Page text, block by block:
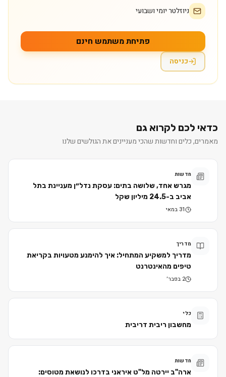
ניוזלטר יומי ושבועי
פתיחת משתמש חינם
כניסה
כדאי לכם לקרוא גם
מאמרים, כלים וחדשות שהכי מעניינים את הגולשים שלנו
חדשות
מגרש אחד, שלושה בתים: עסקת נדל״ן מעניינת בתל
אביב ב-24.5 מיליון שקל
31 במאי
מדריך
מדריך למשקיע המתחיל: איך להימנע מטעויות בקריאת
טיפים מהאינטרנט
2 בפבר׳
כלי
מחשבון ריבית דריבית
חדשות
ארה"ב יירטה מל"ט איראני בדרכו לנושאת מטוסים: